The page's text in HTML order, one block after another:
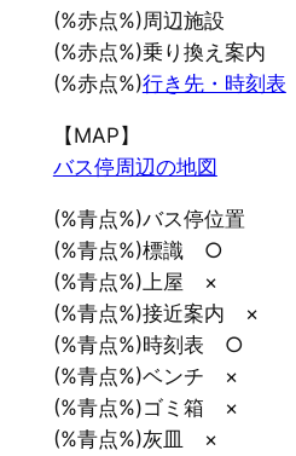
(%赤点%)周辺施設
(%赤点%)乗り換え案内
(%赤点%)行き先・時刻表
【MAP】
バス停周辺の地図
(%青点%)バス停位置
(%青点%)標識 ○
(%青点%)上屋 ×
(%青点%)接近案内 ×
(%青点%)時刻表 ○
(%青点%)ベンチ ×
(%青点%)ゴミ箱 ×
(%青点%)灰皿 ×